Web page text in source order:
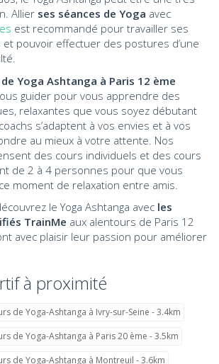
Allier ses séances de Yoga avec
est recommandé pour travailler ses
pouvoir effectuer des postures d’une
Yoga Ashtanga à Paris 12 ème
guider pour vous apprendre des
relaxantes que vous soyez débutant
s’adaptent à vos envies et à vos
au mieux à votre attente. Nos
des cours individuels et des cours
de 2 à 4 personnes pour que vous
moment de relaxation entre amis.
le Yoga Ashtanga avec les
TrainMe aux alentours de Paris 12
avec plaisir leur passion pour améliorer
à proximité
de Yoga-Ashtanga à Ivry-sur-Seine - 3.4km
de Yoga-Ashtanga à Paris 20 ème - 3.5km
de Yoga-Ashtanga à Montreuil - 3.6km